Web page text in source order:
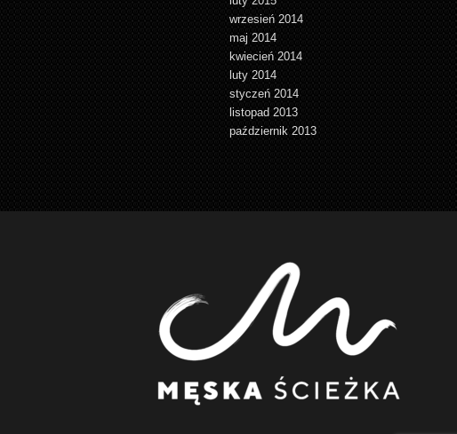
wrzesień 2014
maj 2014
kwiecień 2014
luty 2014
styczeń 2014
listopad 2013
październik 2013